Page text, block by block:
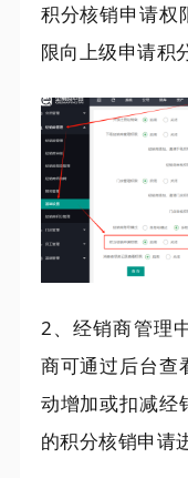
积分核销申请权
限向上级申请积
2、经销商管理
商可通过后台查
动增加或扣减经
的积分核销申请